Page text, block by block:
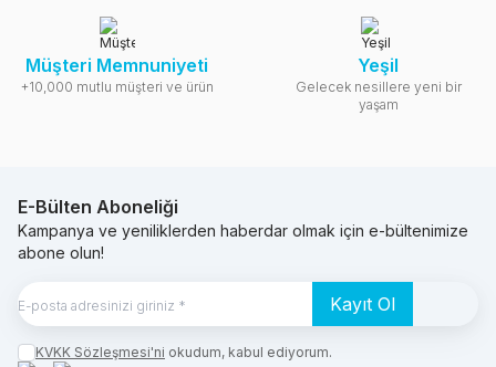
Müşteri Memnuniyeti
+10,000 mutlu müşteri ve ürün
Yeşil
Gelecek nesillere yeni bir
yaşam
E-Bülten Aboneliği
Kampanya ve yeniliklerden haberdar olmak için e-bültenimize
abone olun!
Kayıt Ol
KVKK Sözleşmesi'ni okudum, kabul ediyorum.